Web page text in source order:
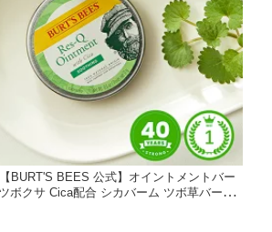
BURT'S BEES 公式】オイントメントバー
ボクサ Cica配合 シカバーム ツボ草バーム
バーム 虫さされ Cica軟膏 天然由来成分1
クリーム バーツビーズ自然由来